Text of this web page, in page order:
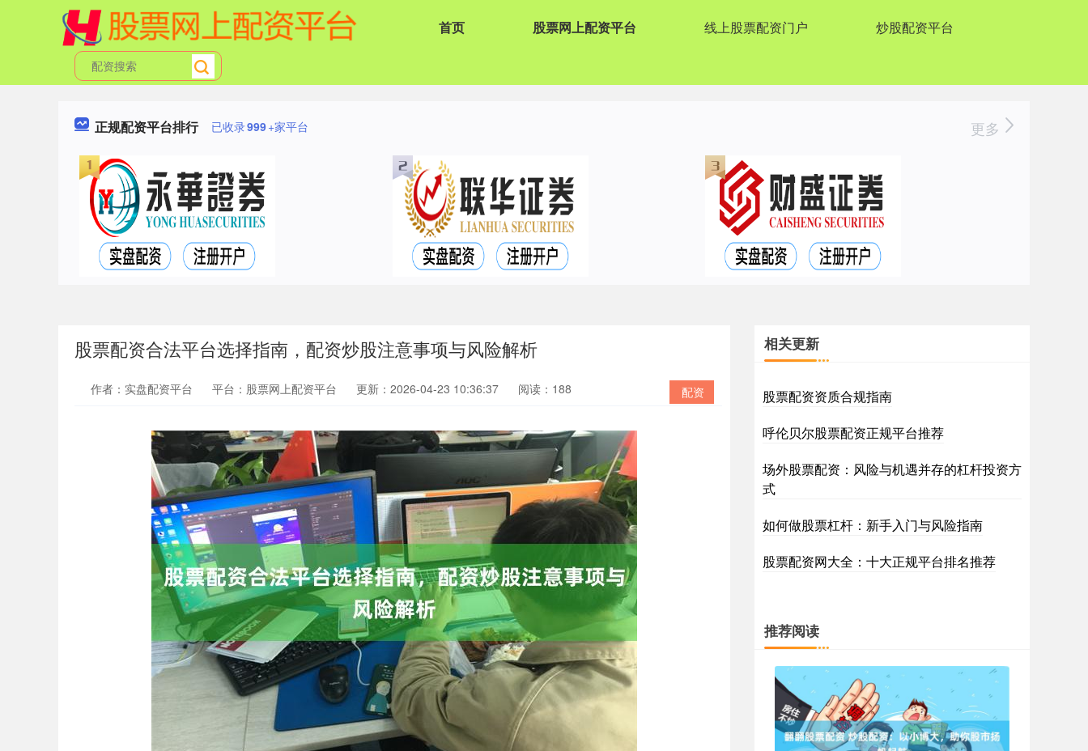
首页 股票网上配资平台 线上股票配资门户 炒股配资平台
正规配资平台排行 已收录999+家平台 更多
股票配资合法平台选择指南，配资炒股注意事项与风险解析
配资
作者：实盘配资平台 平台：股票网上配资平台 更新：2026-04-23 10:36:37 阅读：188
相关更新
股票配资资质合规指南
呼伦贝尔股票配资正规平台推荐
场外股票配资：风险与机遇并存的杠杆投资方
式
如何做股票杠杆：新手入门与风险指南
股票配资网大全：十大正规平台排名推荐
推荐阅读